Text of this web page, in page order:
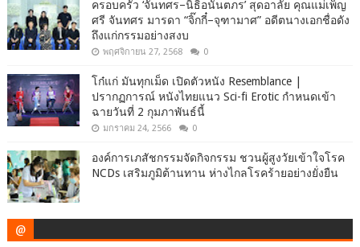
ครอบครัว ‘จันทศร–นิธิอนันตภร’ สุดอาลัย คุณแม่เพ็ญ
ศรี จันทศร มารดา “จิ๊กกี๋–จุฑามาศ” อดีตนางเอกชื่อดัง
ถึงแก่กรรมอย่างสงบ
พฤศจิกายน 27, 2568 0
โก๋แก่ มันทุกเม็ด เปิดตัวหนัง Resemblance |
ปรากฏการณ์ หนังไทยแนว Sci-fi Erotic กำหนดเข้า
ฉายวันที่ 2 กุมภาพันธ์นี้
มกราคม 24, 2566 0
องค์การเภสัชกรรมจัดกิจกรรม ชวนผู้สูงวัยเข้าใจโรค
NCDs เสริมภูมิต้านทาน ห่างไกลโรคร้ายอย่างยั่งยืน
@